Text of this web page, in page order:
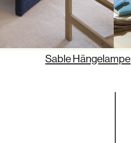
Sable Hängelampe